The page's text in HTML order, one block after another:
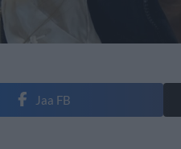
Jaa FB